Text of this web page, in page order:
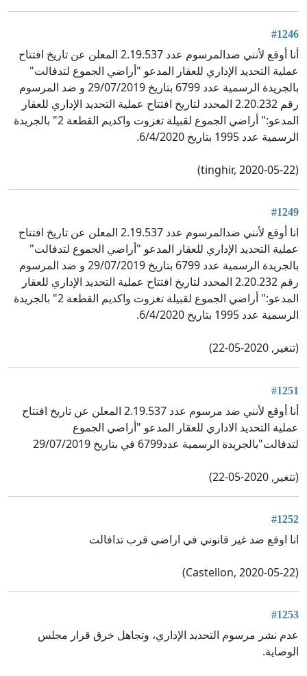
#1246
أنا أوقع لأنني ضدالمرسوم عدد 2.19.537 المعلن عن تاريخ افتتاح
عملية التحديد الإداري للعقار المدعو "أراضي الجموع لتدفالت"
بالجريدة الرسمية عدد 6799 بتاريخ 29/07/2019 و ضد المرسوم
رقم 2.20.232 المحدد لتاريخ افتتاح عملية التحديد الإداري للعقار
المدعو:" أراضي الجموع لقبيلة تغزوت واكديم القطعة 2" بالجريدة
الرسمية عدد 1995 بتاريخ 6/4/2020.
(tinghir, 2020-05-22)
#1249
انا أوقع لأنني ضدالمرسوم عدد 2.19.537 المعلن عن تاريخ افتتاح
عملية التحديد الإداري للعقار المدعو "أراضي الجموع لتدفالت"
بالجريدة الرسمية عدد 6799 بتاريخ 29/07/2019 و ضد المرسوم
رقم 2.20.232 المحدد لتاريخ افتتاح عملية التحديد الإداري للعقار
المدعو:" أراضي الجموع لقبيلة تغزوت واكديم القطعة 2" بالجريدة
الرسمية عدد 1995 بتاريخ 6/4/2020.
(تنغير, 2020-05-22)
#1251
أنا أوقع لأنني ضد مرسوم عدد 2.19.537 المعلن عن تاريخ افتتاح
عملية التحديد الاداري للعقار المدعو "أراضي الجموع
لتدفالت"بالجريدة الرسمية عدد6799 في بتاريخ 29/07/2019
(تتغير, 2020-05-22)
#1252
انا اوقع ضد غير قانوني في اراضي قرب تدافالت
(Castellon, 2020-05-22)
#1253
عدم نشر مرسوم التحديد الإداري، وتجاهل خرق قرار مجلس
الوصاية.